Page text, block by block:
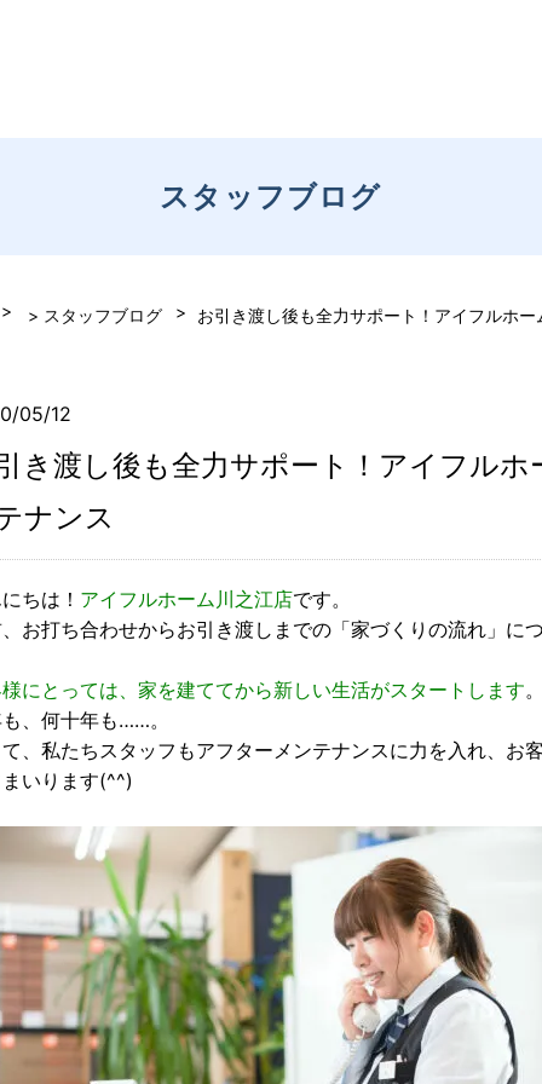
スタッフブログ
> スタッフブログ お引き渡し後も全力サポート！アイフルホ
05/12
き渡し後も全力サポート！アイフル
ナンス
ちは！ アイフルホーム川之江店です。
お打ち合わせからお引き渡しまでの「家づくりの流れ」に
にとっては、家を建ててから新しい生活がスタートします
、何十年も……。
、私たちスタッフもアフターメンテナンスに力を入れ、お
いります(^^)